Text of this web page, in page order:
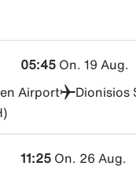
05:45On. 19 Aug.
Airport
Dionisios
11:25On. 26 Aug.